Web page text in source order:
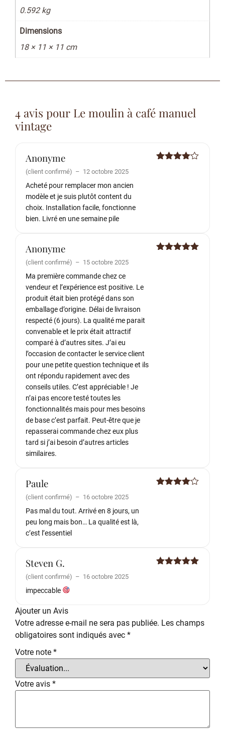
0.592 kg
Dimensions
18 × 11 × 11 cm
4 avis pour Le moulin à café manuel
vintage
Anonyme
(client confirmé) – 12 octobre 2025
Acheté pour remplacer mon ancien
modèle et je suis plutôt content du
choix. Installation facile, fonctionne
bien. Livré en une semaine pile
Anonyme
(client confirmé) – 15 octobre 2025
Ma première commande chez ce
vendeur et l’expérience est positive. Le
produit était bien protégé dans son
emballage d’origine. Délai de livraison
respecté (6 jours). La qualité me parait
convenable et le prix était attractif
comparé à d’autres sites. J’ai eu
l’occasion de contacter le service client
pour une petite question technique et ils
ont répondu rapidement avec des
conseils utiles. C’est appréciable ! Je
n’ai pas encore testé toutes les
fonctionnalités mais pour mes besoins
de base c’est parfait. Peut-être que je
repasserai commande chez eux plus
tard si j’ai besoin d’autres articles
similaires.
Paule
(client confirmé) – 16 octobre 2025
Pas mal du tout. Arrivé en 8 jours, un
peu long mais bon… La qualité est là,
c’est l’essentiel
Steven G.
(client confirmé) – 16 octobre 2025
impeccable
Ajouter un Avis
Votre adresse e-mail ne sera pas publiée. Les champs
obligatoires sont indiqués avec *
Votre note *
Votre avis *